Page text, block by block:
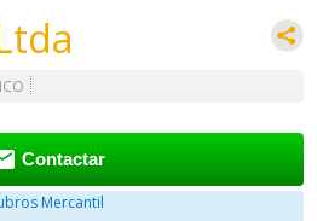
Contactar
Mercantil